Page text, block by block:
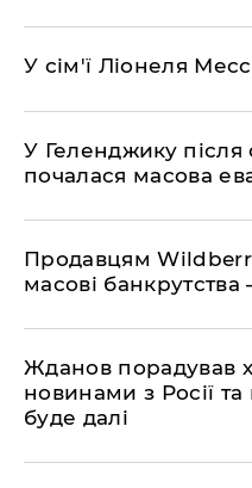
У сім'ї Ліонеля
У Геленджику після
почалася масова
Продавцям
масові банкрутства
Жданов порадував
новинами з Росії
буде далі